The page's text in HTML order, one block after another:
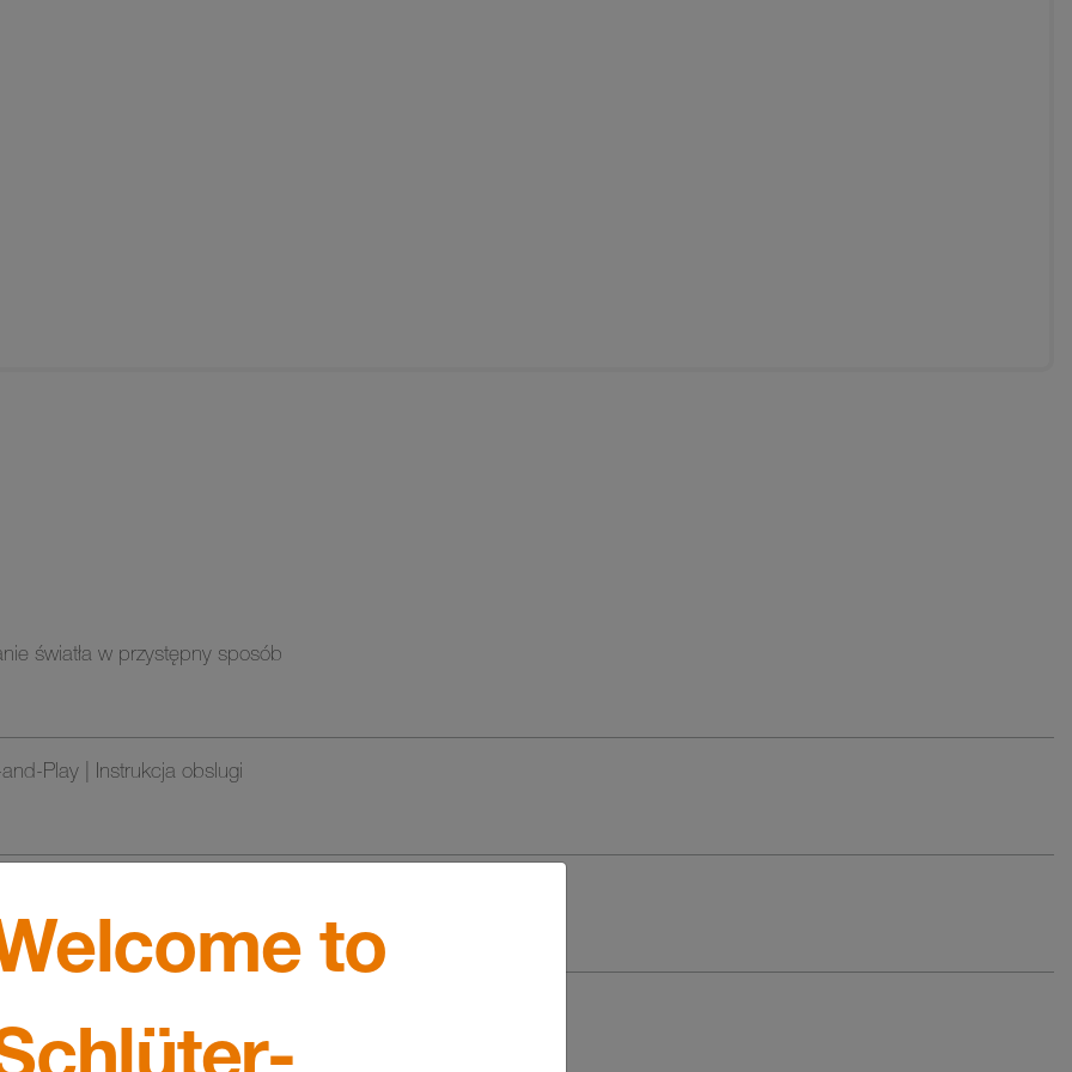
światła w przystępny sposób
Play | Instrukcja obslugi
to